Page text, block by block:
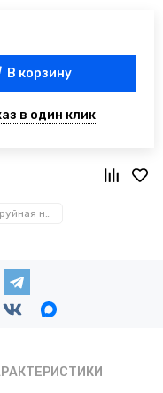
В корзину
в один клик
Гидропескоструйная насадка для АВД на давление от 160 до 500 бар: выбирайте лучшее решение для очистки